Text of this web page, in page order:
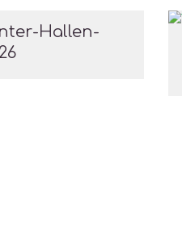
Hallen-